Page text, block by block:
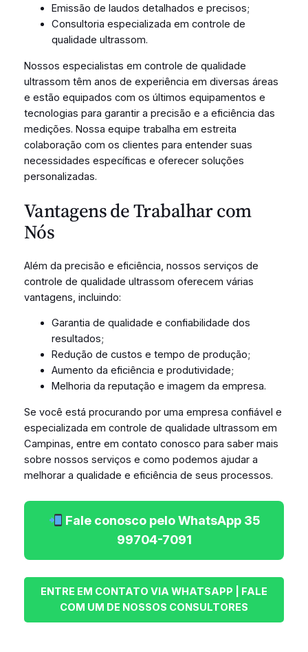
Emissão de laudos detalhados e precisos;
Consultoria especializada em controle de
qualidade ultrassom.
Nossos especialistas em controle de qualidade
ultrassom têm anos de experiência em diversas áreas
e estão equipados com os últimos equipamentos e
tecnologias para garantir a precisão e a eficiência das
medições. Nossa equipe trabalha em estreita
colaboração com os clientes para entender suas
necessidades específicas e oferecer soluções
personalizadas.
Vantagens de Trabalhar com
Nós
Além da precisão e eficiência, nossos serviços de
controle de qualidade ultrassom oferecem várias
vantagens, incluindo:
Garantia de qualidade e confiabilidade dos
resultados;
Redução de custos e tempo de produção;
Aumento da eficiência e produtividade;
Melhoria da reputação e imagem da empresa.
Se você está procurando por uma empresa confiável e
especializada em controle de qualidade ultrassom em
Campinas, entre em contato conosco para saber mais
sobre nossos serviços e como podemos ajudar a
melhorar a qualidade e eficiência de seus processos.
Fale conosco pelo WhatsApp 35
99704-7091